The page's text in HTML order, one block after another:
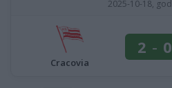
2025-10-18,
Cracovia
2 - 0